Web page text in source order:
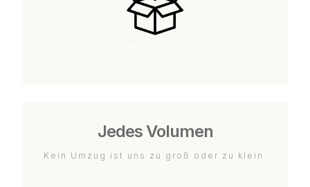
Jedes Volumen
Kein Umzug ist uns zu groß oder zu klein.